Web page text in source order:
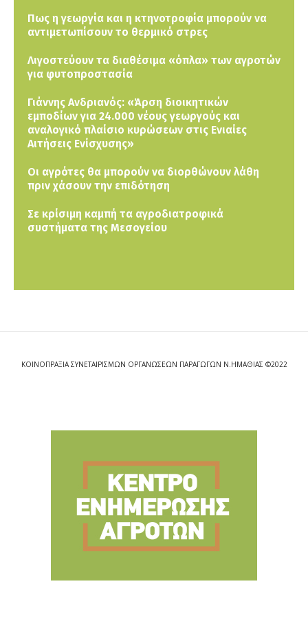
Πως η γεωργία και η κτηνοτροφία μπορούν να
αντιμετωπίσουν το θερμικό στρες
Λιγοστεύουν τα διαθέσιμα «όπλα» των αγροτών
για φυτοπροστασία
Γιάννης Ανδριανός: «Άρση διοικητικών
εμποδίων για 24.000 νέους γεωργούς και
αναλογικό πλαίσιο κυρώσεων στις Ενιαίες
Αιτήσεις Ενίσχυσης»
Οι αγρότες θα μπορούν να διορθώνουν λάθη
πριν χάσουν την επιδότηση
Σε κρίσιμη καμπή τα αγροδιατροφικά
συστήματα της Μεσογείου
ΚΟΙΝΟΠΡΑΞΙΑ ΣΥΝΕΤΑΙΡΙΣΜΩΝ ΟΡΓΑΝΩΣΕΩΝ ΠΑΡΑΓΩΓΩΝ Ν.ΗΜΑΘΙΑΣ ©2022